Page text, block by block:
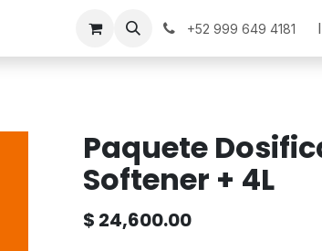
+52 999 649 4181
Paquete
Softener + 4L
$ 24,600.00